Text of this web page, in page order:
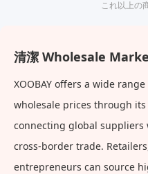
これ以上の
清潔 Wholesale
XOOBAY offers a wide
wholesale prices through
connecting global
cross-border trade.
entrepreneurs can source